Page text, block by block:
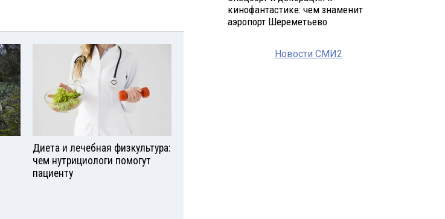
Диета и лечебная физкультура:
чем нутрициологи помогут
пациенту
кинофантастике: чем знаменит
аэропорт Шереметьево
Новости СМИ2